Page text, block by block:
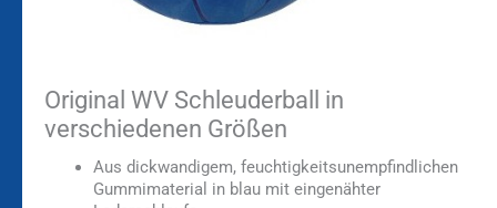
Original WV Schleuderball in
verschiedenen Größen
Aus dickwandigem, feuchtigkeitsunempfindlichen
Gummimaterial in blau mit eingenähter